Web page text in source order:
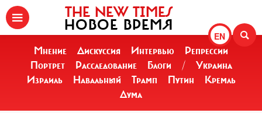
EN
THE NEW TIMES
НОВОЕ ВРЕМЯ
Мнение Дискуссия Интервью
Репрессии
Портрет
Расследование Блоги /
Украина
Израиль
Навальный Трамп Путин
Кремль
Дума